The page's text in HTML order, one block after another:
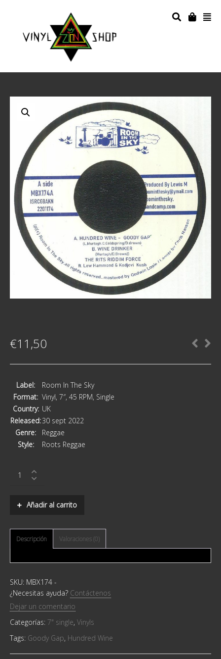
€11,50
Label:
Room In The Sky
Format: Vinyl, 7″, 45 RPM, Single
Country: UK
Released:30 sept 2022
Genre:
Reggae
Style:
Roots Reggae
Gap
Wine Añadir al carrito
Descripción Valoraciones (0)
SKU: MBX174 -
¿Necesitas ayuda? Contáctenos
Dejar un comentario
Categorías: 7" single, Vinyls
Tags: Goody Gap, Hundred Wine